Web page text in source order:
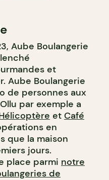
Aube Boulangerie
et
Aube Boulangerie
de personnes aux
par exemple a
et Café
en
que la maison
jours.
place parmi notre
de